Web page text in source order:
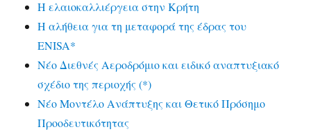
Η ελαιοκαλλιέργεια στην Κρήτη
Η αλήθεια για τη μεταφορά της έδρας του
ENISA*
Νέο Διεθνές Αεροδρόμιο και ειδικό αναπτυξιακό
σχέδιο της περιοχής (*)
Νέο Μοντέλο Ανάπτυξης και Θετικό Πρόσημο
Προοδευτικότητας